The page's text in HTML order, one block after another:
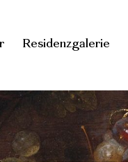
Residenzgalerie